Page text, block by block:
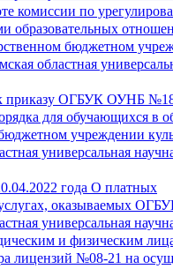
комиссии по
образовательных
бюджетном
областная
приказу ОГБУК ОУНБ
для обучающихся в
учреждении
универсальная
года О платных
оказываемых
универсальная
и физическим
лицензий №08-21 на